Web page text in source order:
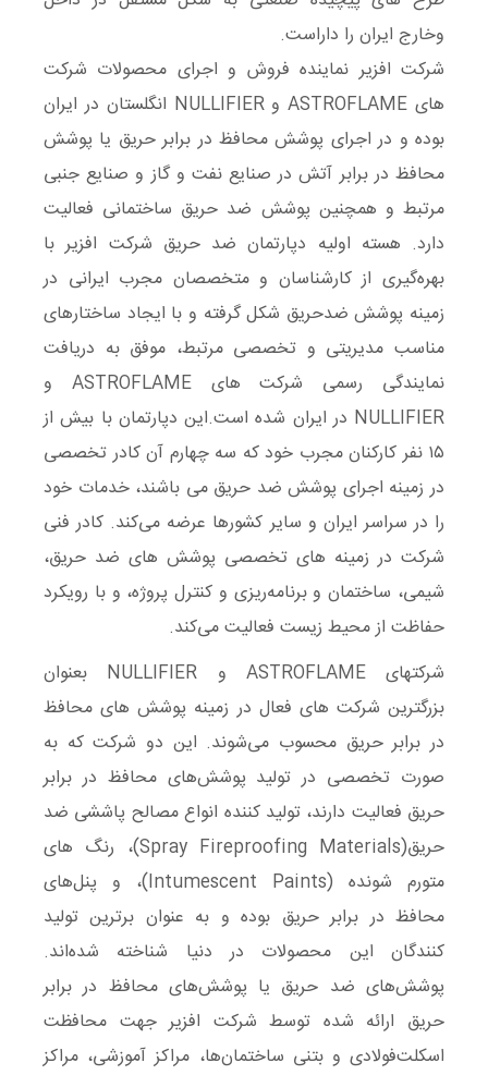
وخارج ایران را داراست.
شرکت افزیر نماینده فروش و اجرای محصولات شرکت
های ASTROFLAME و NULLIFIER انگلستان در ایران
بوده و در اجرای پوشش محافظ در برابر حریق یا پوشش
محافظ در برابر آتش در صنایع نفت و گاز و صنایع جنبی
مرتبط و همچنین پوشش ضد حریق ساختمانی فعالیت
دارد. هسته اولیه دپارتمان ضد حریق شرکت افزیر با
بهره‌گیری از کارشناسان و متخصصان مجرب ایرانی در
زمینه پوشش ضدحریق شکل گرفته و با ایجاد ساختارهای
مناسب مدیریتی و تخصصی مرتبط، موفق به دریافت
نمایندگی رسمی شرکت های ASTROFLAME و
NULLIFIER در ایران شده است.این دپارتمان با بیش از
۱۵ نفر کارکنان مجرب خود که سه چهارم آن کادر تخصصی
در زمینه اجرای پوشش ضد حریق می باشند، خدمات خود
را در سراسر ایران و سایر کشورها عرضه می‌کند. کادر فنی
شرکت در زمینه‌ های تخصصی پوشش های ضد حریق،
شیمی، ساختمان و برنامه‌ریزی و کنترل پروژه، و با رویکرد
حفاظت از محیط زیست فعالیت می‌کند.
شرکتهای ASTROFLAME و NULLIFIER بعنوان
بزرگترین شرکت های فعال در زمینه پوشش های محافظ
در برابر حریق محسوب می‌شوند. این دو شرکت که به
صورت تخصصی در تولید پوشش‌های محافظ در برابر
حریق فعالیت دارند، تولید کننده انواع مصالح پاششی ضد
حریق(Spray Fireproofing Materials)، رنگ های
متورم شونده (Intumescent Paints)، و پنل‌های
محافظ در برابر حریق بوده و به عنوان برترین تولید
کنندگان این محصولات در دنیا شناخته شده‌اند.
پوشش‌های ضد حریق یا پوشش‌های محافظ در برابر
حریق ارائه شده توسط شرکت افزیر جهت محافظت
اسکلت‌فولادی و بتنی ساختمان‌ها، مراکز آموزشی، مراکز